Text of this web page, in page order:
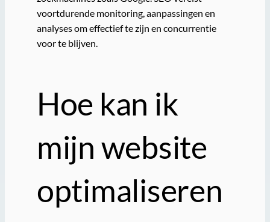
voortdurende monitoring, aanpassingen en
analyses om effectief te zijn en concurrentie
voor te blijven.
Hoe kan ik
mijn website
optimaliseren